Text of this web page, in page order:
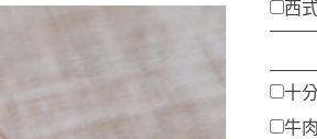
西
十
牛